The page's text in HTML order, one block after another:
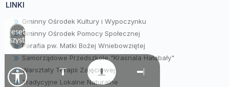
LINKI
Gminny Ośrodek Kultury i Wypoczynku
Gminny Ośrodek Pomocy Społecznej
Parafia pw. Matki Bożej Wniebowziętej
Samorządowe Przedszkole "Krasnala Hałabały"
Warsztaty Terapii Zajęciowej
Tradycyjne Lokalne Naturalne
Zresetuj
wszystko